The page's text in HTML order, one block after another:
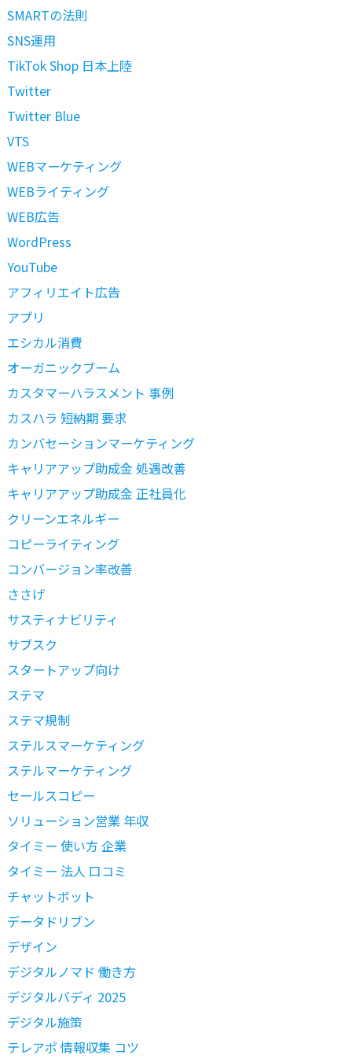
SMARTの法則
SNS運用
TikTok Shop 日本上陸
Twitter
Twitter Blue
VTS
WEBマーケティング
WEBライティング
WEB広告
WordPress
YouTube
アフィリエイト広告
アプリ
エシカル消費
オーガニックブーム
カスタマーハラスメント 事例
カスハラ 短納期 要求
カンバセーションマーケティング
キャリアアップ助成金 処遇改善
キャリアアップ助成金 正社員化
クリーンエネルギー
コピーライティング
コンバージョン率改善
ささげ
サスティナビリティ
サブスク
スタートアップ向け
ステマ
ステマ規制
ステルスマーケティング
ステルマーケティング
セールスコピー
ソリューション営業 年収
タイミー 使い方 企業
タイミー 法人 口コミ
チャットボット
データドリブン
デザイン
デジタルノマド 働き方
デジタルバディ 2025
デジタル施策
テレアポ 情報収集 コツ